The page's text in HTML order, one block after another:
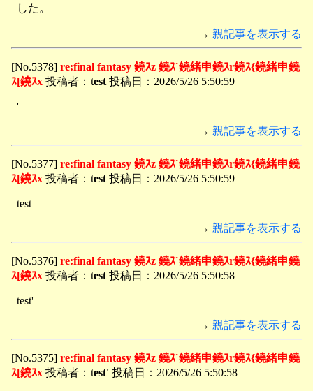
した。
→ 親記事を表示する
[No.5378] re:final fantasy 鐃ｽz 鐃ｽ`鐃緒申鐃ｽr鐃ｽ{鐃緒申鐃
ｽ[鐃ｽx 投稿者： test 投稿日：2026/5/26 5:50:59
'
→ 親記事を表示する
[No.5377] re:final fantasy 鐃ｽz 鐃ｽ`鐃緒申鐃ｽr鐃ｽ{鐃緒申鐃
ｽ[鐃ｽx 投稿者： test 投稿日：2026/5/26 5:50:59
test
→ 親記事を表示する
[No.5376] re:final fantasy 鐃ｽz 鐃ｽ`鐃緒申鐃ｽr鐃ｽ{鐃緒申鐃
ｽ[鐃ｽx 投稿者： test 投稿日：2026/5/26 5:50:58
test'
→ 親記事を表示する
[No.5375] re:final fantasy 鐃ｽz 鐃ｽ`鐃緒申鐃ｽr鐃ｽ{鐃緒申鐃
ｽ[鐃ｽx 投稿者： test' 投稿日：2026/5/26 5:50:58